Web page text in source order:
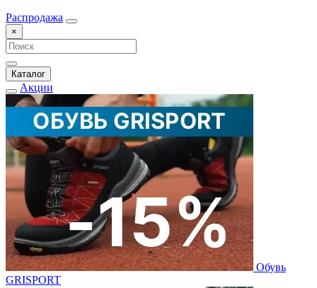
Распродажа
×
Каталог
Акции
Обувь
GRISPORT